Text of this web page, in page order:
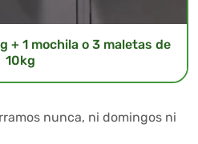
+ 1 mochila o 3 maletas de
10kg
nunca, ni domingos ni